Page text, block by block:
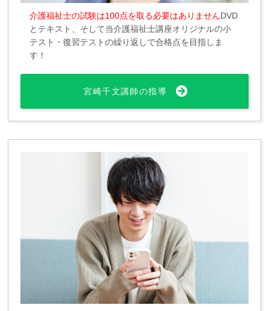
介護福祉士の試験は100点を取る必要はありませんDVD
とテキスト、そして当介護福祉士講座オリジナルの小
テスト・復習テストの繰り返しで合格点を目指しま
す！
宮崎千文講師の指導